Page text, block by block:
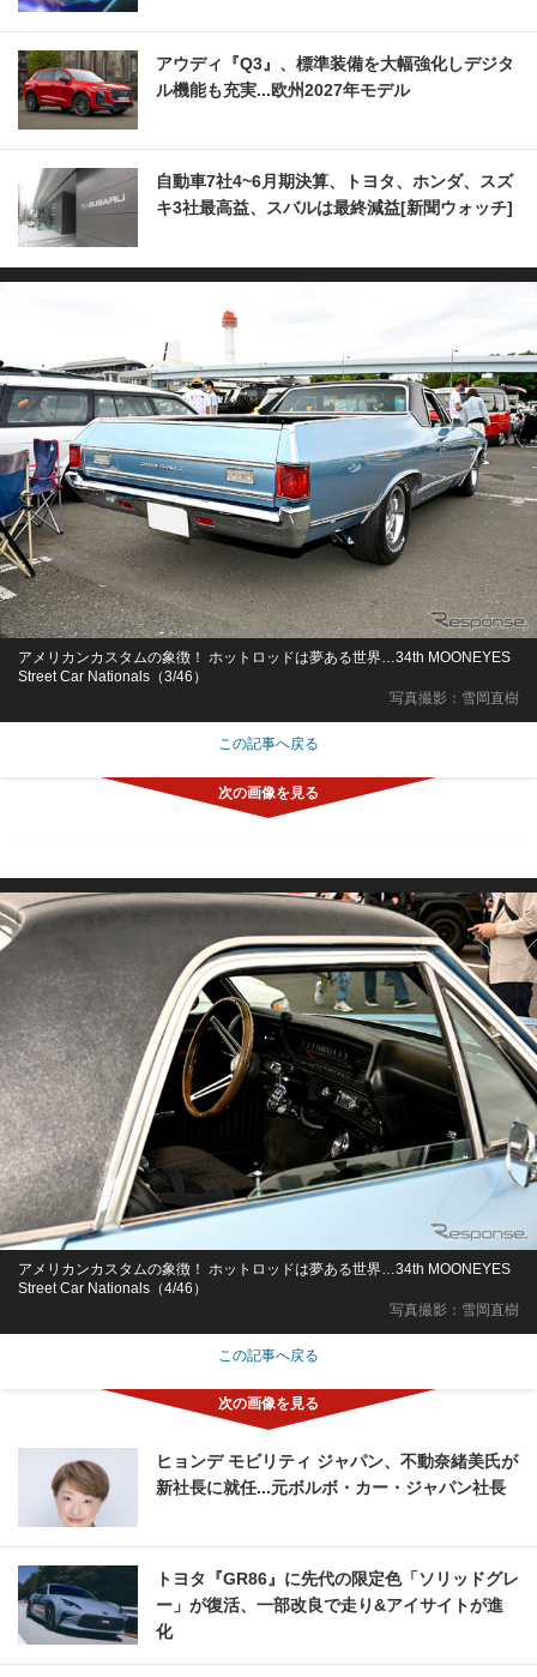
アウディ『Q3』、標準装備を大幅強化しデジタ
ル機能も充実...欧州2027年モデル
自動車7社4~6月期決算、トヨタ、ホンダ、スズ
キ3社最高益、スバルは最終減益[新聞ウォッチ]
写真撮影：雪岡直樹
アメリカンカスタムの象徴！ ホットロッドは夢ある世界…34th MOONEYES
Street Car Nationals（3/46）
この記事へ戻る
写真撮影：雪岡直樹
アメリカンカスタムの象徴！ ホットロッドは夢ある世界…34th MOONEYES
Street Car Nationals（4/46）
この記事へ戻る
ヒョンデ モビリティ ジャパン、不動奈緒美氏が
新社長に就任...元ボルボ・カー・ジャパン社長
トヨタ『GR86』に先代の限定色「ソリッドグレ
ー」が復活、一部改良で走り&アイサイトが進
化